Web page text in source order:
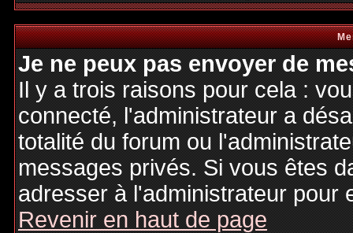
Je ne peux pas envoyer de
Il y a trois raisons pour cela :
connecté, l'administrateur a
totalité du forum ou
messages privés. Si vous êtes
adresser à l'administrateur pour
Revenir en haut de page